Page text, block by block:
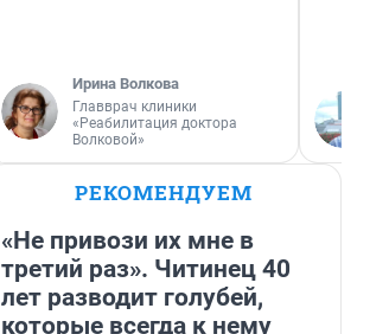
Ирина Волкова
Главврач клиники
«Реабилитация доктора
Волковой»
РЕКОМЕНДУЕМ
«Не привози их мне в
третий раз». Читинец 40
лет разводит голубей,
которые всегда к нему